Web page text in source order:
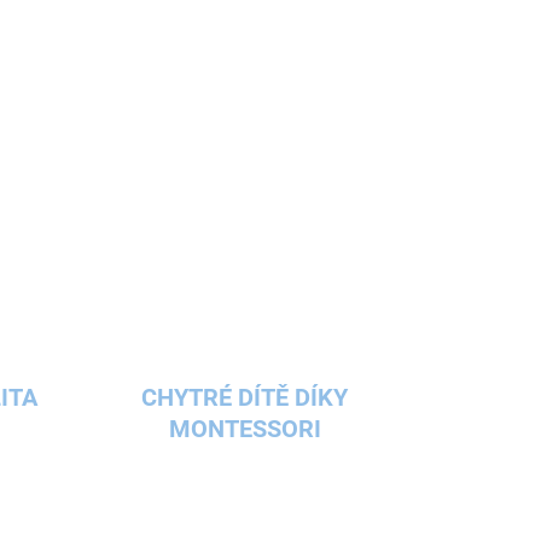
CHYTRÉ DÍTĚ DÍKY
MONTESSORI